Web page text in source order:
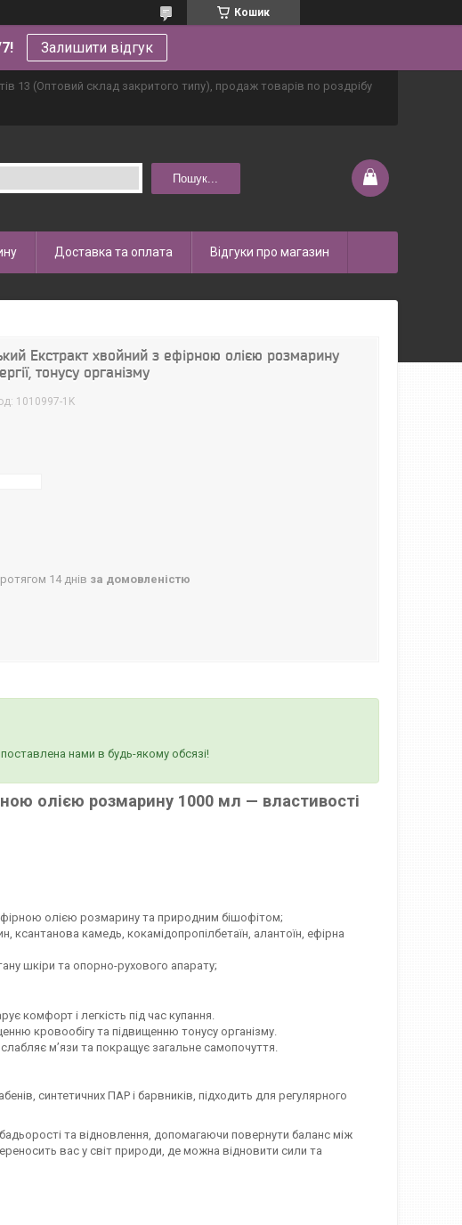
Кошик
Залишити відгук
13 (Оптовий склад закритого типу), продаж товарів по роздрібу
Пошук...
Доставка та оплата Відгуки про магазин
Екстракт хвойний з ефірною олією розмарину
тонусу організму
1010997-1K
14 днів за домовленістю
нами в будь-якому обсязі!
олією розмарину 1000 мл — властивості
олією розмарину та природним бішофітом;
ксантанова камедь, кокамідопропілбетаїн, алантоїн, ефірна
шкіри та опорно-рухового апарату;
комфорт і легкість під час купання.
кровообігу та підвищенню тонусу організму.
м’язи та покращує загальне самопочуття.
синтетичних ПАР і барвників, підходить для регулярного
та відновлення, допомагаючи повернути баланс між
вас у світ природи, де можна відновити сили та